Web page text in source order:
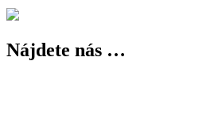
Nájdete nás …